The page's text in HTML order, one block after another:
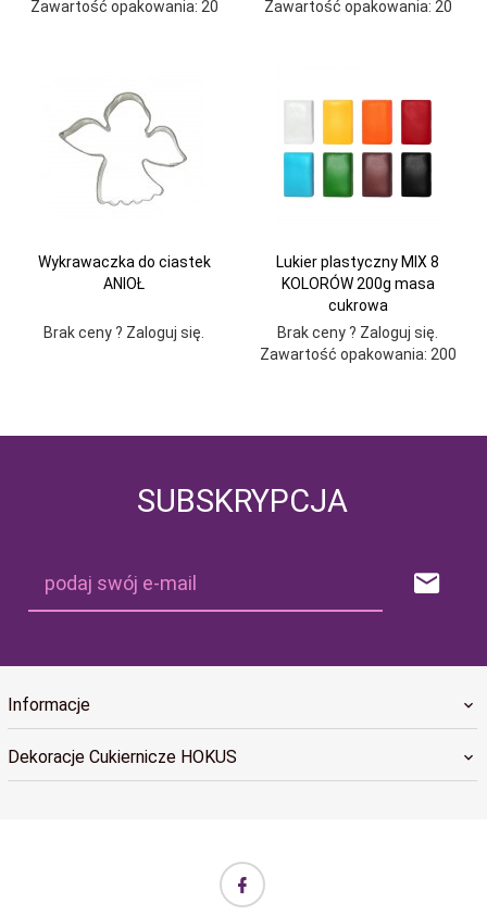
Zawartość opakowania: 20
Zawartość opakowania: 20
Wykrawaczka do ciastek
ANIOŁ
Brak ceny ? Zaloguj się.
Lukier plastyczny MIX 8
KOLORÓW 200g masa
cukrowa
Brak ceny ? Zaloguj się.
Zawartość opakowania: 200
SUBSKRYPCJA
podaj swój e-mail
Informacje
Dekoracje Cukiernicze HOKUS
biuro@hokus.com.pl Informujemy, że w dniach 24.12.2025–
06.01.2026 realizacja zamówień w sklepie internetowym HOKUS